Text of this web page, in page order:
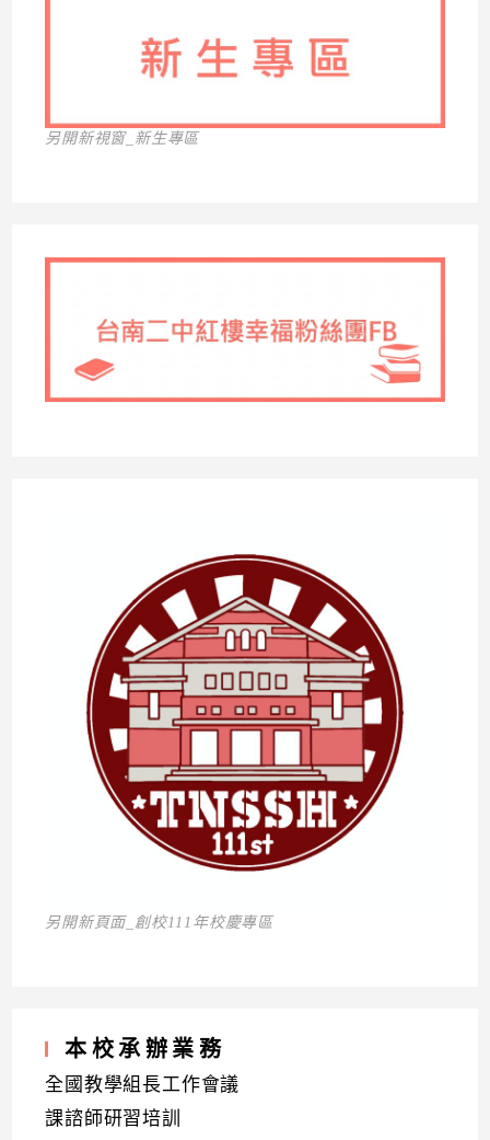
另開新視窗_新生專區
另開新頁面_創校111年校慶專區
本校承辦業務
全國教學組長工作會議
課諮師研習培訓